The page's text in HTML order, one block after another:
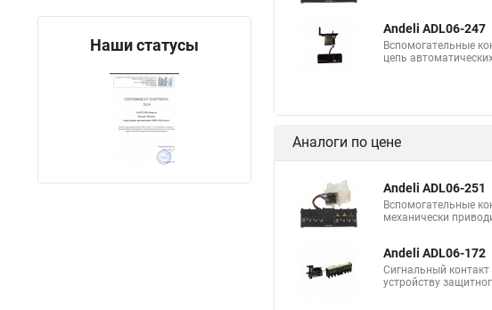
Наши статусы
Andeli ADL06-247
Вспомогательные
цепь
Аналоги по цене
Andeli ADL06-251
Вспомогательные
механически
Andeli ADL06-172
Сигнальный
устройству